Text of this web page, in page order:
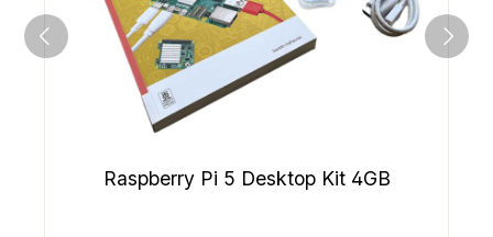
Raspberry Pi 5 Desktop Kit 4GB